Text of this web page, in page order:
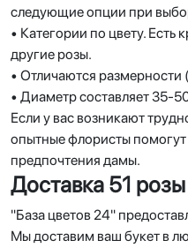
следующие опции при
• Категории по цвету. Есть
другие розы.
• Отличаются размерности
• Диаметр составляет 35-
Если у вас возникают
опытные флористы помогут
предпочтения дамы.
Доставка 51 розы
"База цветов 24"
Мы доставим ваш букет в